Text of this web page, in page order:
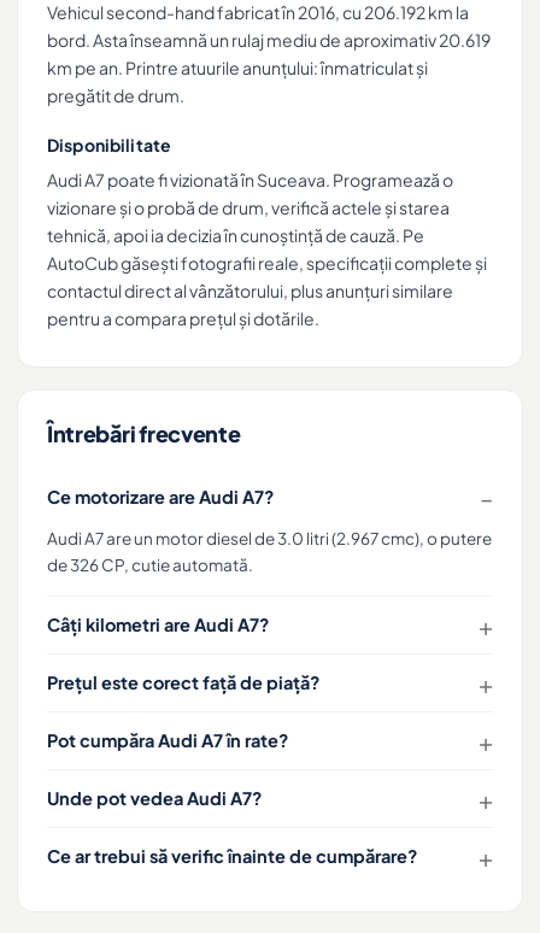
Vehicul second-hand fabricat în 2016, cu 206.192 km la
bord. Asta înseamnă un rulaj mediu de aproximativ 20.619
km pe an. Printre atuurile anunțului: înmatriculat și
pregătit de drum.
Disponibilitate
Audi A7 poate fi vizionată în Suceava. Programează o
vizionare și o probă de drum, verifică actele și starea
tehnică, apoi ia decizia în cunoștință de cauză. Pe
AutoCub găsești fotografii reale, specificații complete și
contactul direct al vânzătorului, plus anunțuri similare
pentru a compara prețul și dotările.
Întrebări frecvente
Ce motorizare are Audi A7?
Audi A7 are un motor diesel de 3.0 litri (2.967 cmc), o putere
de 326 CP, cutie automată.
Câți kilometri are Audi A7?
Prețul este corect față de piață?
Pot cumpăra Audi A7 în rate?
Unde pot vedea Audi A7?
Ce ar trebui să verific înainte de cumpărare?